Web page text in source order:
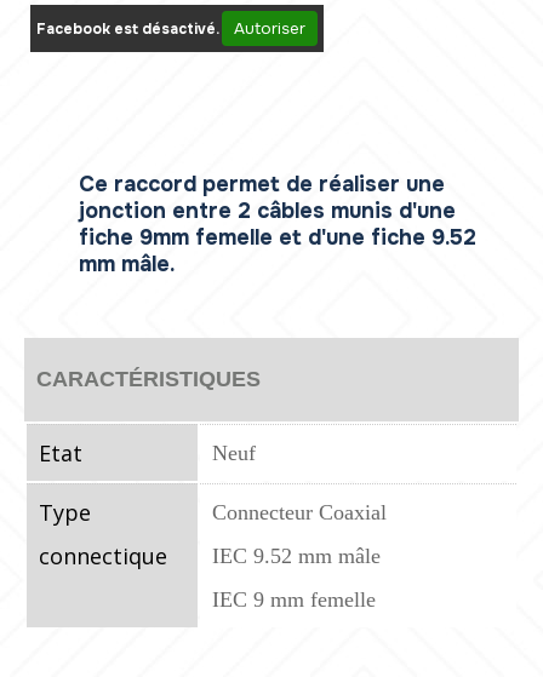
Facebook est désactivé. Autoriser
Ce raccord permet de réaliser une
jonction entre 2 câbles munis d'une
fiche 9mm femelle et d'une fiche 9.52
mm mâle.
CARACTÉRISTIQUES
Etat Neuf
Type
connectique
Connecteur Coaxial
IEC 9.52 mm mâle
IEC 9 mm femelle